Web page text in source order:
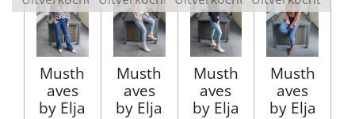
Musth
aves
by Elja
Musth
aves
by Elja
Musth
aves
by Elja
Musth
aves
by Elja